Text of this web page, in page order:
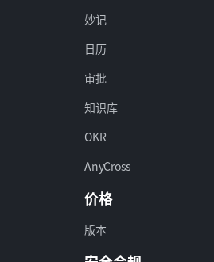
妙记
日历
审批
知识库
OKR
AnyCross
价格
版本